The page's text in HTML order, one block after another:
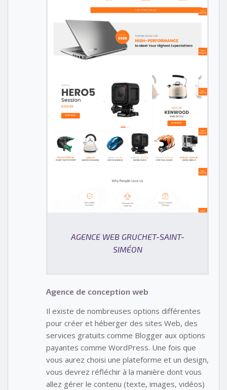
AGENCE WEB GRUCHET-SAINT-
SIMÉON
Agence de conception web
Il existe de nombreuses options différentes
pour créer et héberger des sites Web, des
services gratuits comme Blogger aux options
payantes comme WordPress. Une fois que
vous aurez choisi une plateforme et un design,
vous devrez réfléchir à la manière dont vous
allez gérer le contenu (texte, images, vidéos)